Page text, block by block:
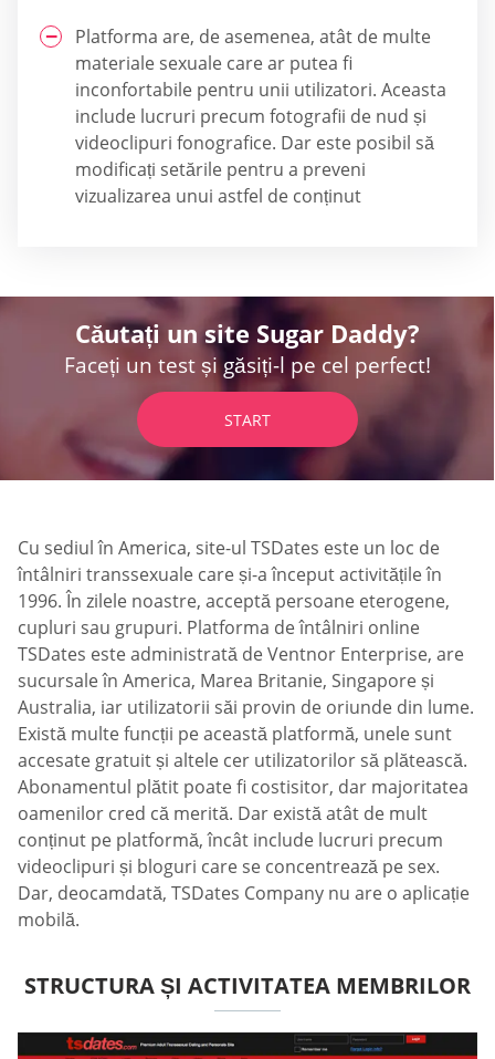
Platforma are, de asemenea, atât de multe
materiale sexuale care ar putea fi
inconfortabile pentru unii utilizatori. Aceasta
include lucruri precum fotografii de nud și
videoclipuri fonografice. Dar este posibil să
modificați setările pentru a preveni
vizualizarea unui astfel de conținut
Căutați un site Sugar Daddy?
Faceți un test și găsiți-l pe cel perfect!
START
Cu sediul în America, site-ul TSDates este un loc de
întâlniri transsexuale care și-a început activitățile în
1996. În zilele noastre, acceptă persoane eterogene,
cupluri sau grupuri. Platforma de întâlniri online
TSDates este administrată de Ventnor Enterprise, are
sucursale în America, Marea Britanie, Singapore și
Australia, iar utilizatorii săi provin de oriunde din lume.
Există multe funcții pe această platformă, unele sunt
accesate gratuit și altele cer utilizatorilor să plătească.
Abonamentul plătit poate fi costisitor, dar majoritatea
oamenilor cred că merită. Dar există atât de mult
conținut pe platformă, încât include lucruri precum
videoclipuri și bloguri care se concentrează pe sex.
Dar, deocamdată, TSDates Company nu are o aplicație
mobilă.
STRUCTURA ȘI ACTIVITATEA MEMBRILOR